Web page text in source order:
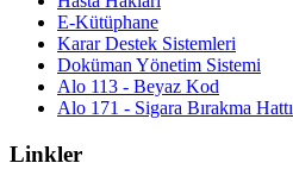
E-Kütüphane
Karar Destek Sistemleri
Doküman Yönetim Sistemi
Alo 113 - Beyaz Kod
Alo 171 - Sigara Bırakma Hattı
Linkler